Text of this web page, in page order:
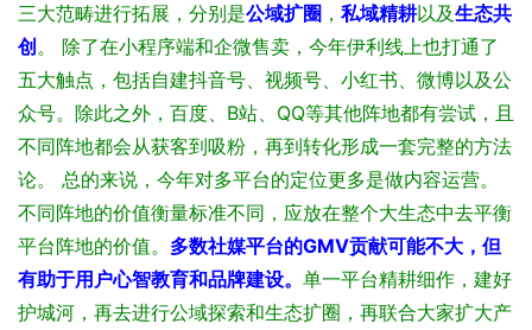
三大范畴进行拓展，分别是公域扩圈 ， 私域精耕以及生态共
创 。
除了在小程序端和企微售卖，今年伊利线上也打通了
五大触点，包括自建抖音号、视频号、小红书、微博以及公
众号。除此之外，百度、B站、QQ等其他阵地都有尝试，且
不同阵地都会从获客到吸粉，再到转化形成一套完整的方法
论。
总的来说，今年对多平台的定位更多是做内容运营。
不同阵地的价值衡量标准不同，应放在整个大生态中去平衡
平台阵地的价值。 多数社媒平台的GMV贡献可能不大，但
有助于用户心智教育和品牌建设。 单一平台精耕细作，建好
护城河，再去进行公域探索和生态扩圈，再联合大家扩大产